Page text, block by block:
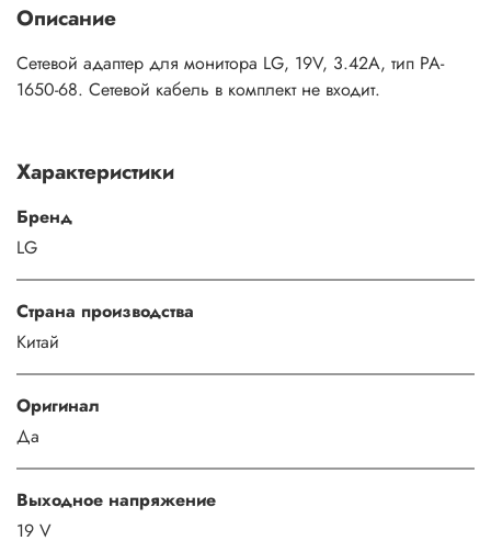
Описание
Сетевой адаптер для монитора LG, 19V, 3.42A, тип PA-
1650-68. Сетевой кабель в комплект не входит.
Характеристики
Бренд
LG
Страна производства
Китай
Оригинал
Да
Выходное напряжение
19 V